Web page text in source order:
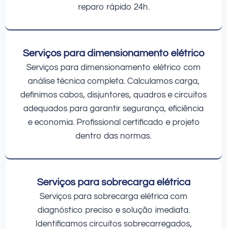
reparo rápido 24h.
Serviços para dimensionamento elétrico
Serviços para dimensionamento elétrico com
análise técnica completa. Calculamos carga,
definimos cabos, disjuntores, quadros e circuitos
adequados para garantir segurança, eficiência
e economia. Profissional certificado e projeto
dentro das normas.
Serviços para sobrecarga elétrica
Serviços para sobrecarga elétrica com
diagnóstico preciso e solução imediata.
Identificamos circuitos sobrecarregados,